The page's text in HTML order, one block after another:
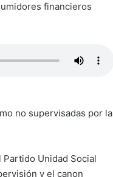
financieros
no supervisadas por la
Partido Unidad Social
y el canon